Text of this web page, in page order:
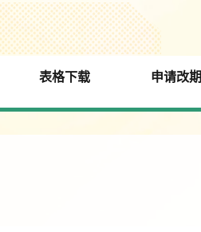
表格下载 申请改期